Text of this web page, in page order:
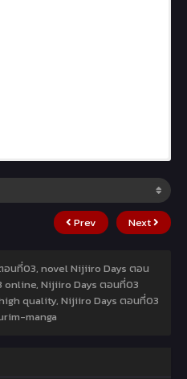
Prev Next
นที่03, novel Nijiiro Days ตอน
Nijiiro Days ตอนที่03
quality, Nijiiro Days ตอนที่03
manga